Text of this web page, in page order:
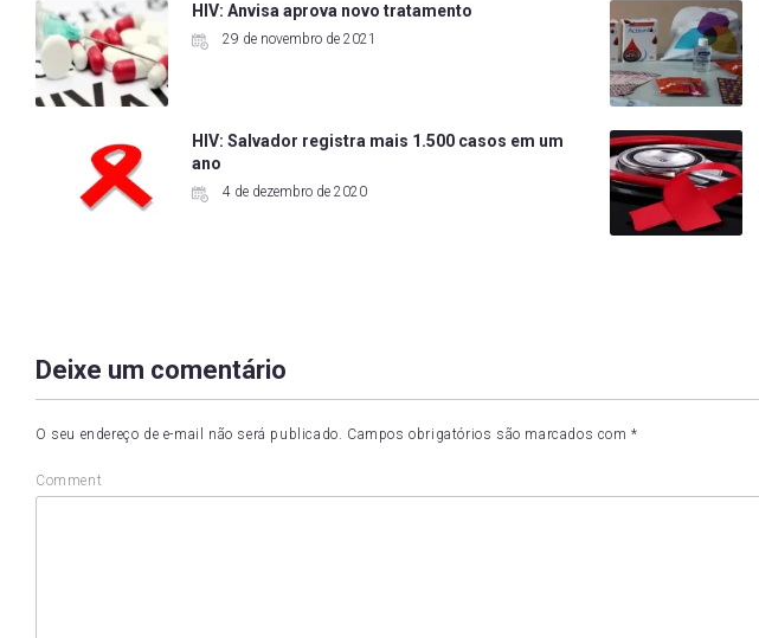
HIV: Anvisa aprova novo tratamento
29 de novembro de 2021
HIV: Salvador registra mais 1.500 casos em um
ano
4 de dezembro de 2020
Deixe um comentário
O seu endereço de e-mail não será publicado. Campos obrigatórios são marcados com*
Comment